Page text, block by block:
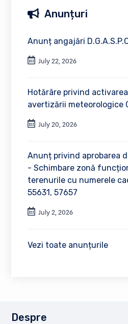
Anunțuri
Anunț angajări
July 22, 2026
Hotărâre privind
avertizării meteorologice
July 20, 2026
Anunț privind aprobarea
- Schimbare zonă
terenurile cu numerele
55631, 57657
July 2, 2026
Vezi toate anunțurile
Despre